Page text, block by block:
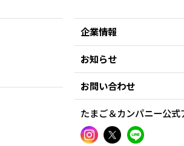
企業情報
お知らせ
お問い合わせ
たまご＆カンパニー公式